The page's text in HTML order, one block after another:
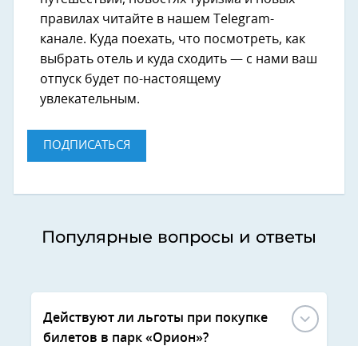
правилах читайте в нашем Telegram-
канале. Куда поехать, что посмотреть, как
выбрать отель и куда сходить — с нами ваш
отпуск будет по-настоящему
увлекательным.
ПОДПИСАТЬСЯ
Популярные вопросы и ответы
Действуют ли льготы при покупке
билетов в парк «Орион»?